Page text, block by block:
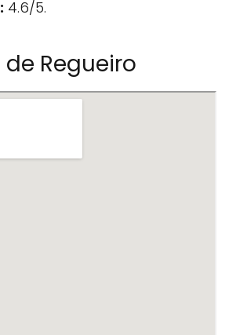
4.6/5.
Regueiro